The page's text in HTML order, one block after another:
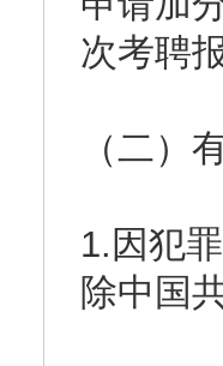
次考聘
（二）
1.因犯
除中国